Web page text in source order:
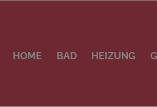
HOME BAD HEIZUNG